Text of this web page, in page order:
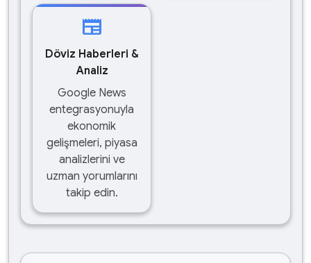
newspaper
Döviz Haberleri &
Analiz
Google News
entegrasyonuyla
ekonomik
gelişmeleri, piyasa
analizlerini ve
uzman yorumlarını
takip edin.